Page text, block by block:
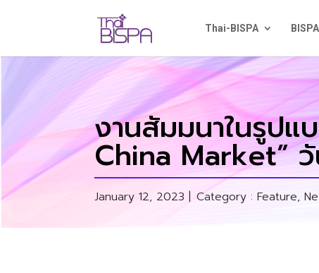
Thai-BISPA
งานสัมมนาในรูป
China Market”
January 12, 2023 | Category :Feature,